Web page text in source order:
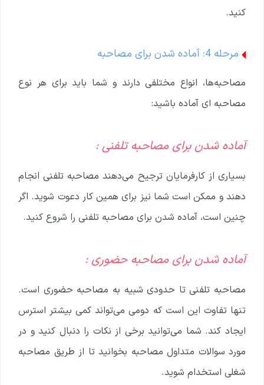
کنید.
مرحله 4: آماده شدن برای مصاحبه
مصاحبه‌ها، انواع مختلفی دارند و شما باید برای هر نوع
مصاحبه ای آماده باشید:
آماده شدن برای مصاحبه تلفنی :
بسیاری از کارفرمایان ترجیح می‌دهند مصاحبه تلفنی انجام
دهند و ممکن است شما نیز برای همین کار دعوت شوید. اگر
چنین است، آماده شدن برای مصاحبه تلفنی را شروع کنید.
آماده شدن برای مصاحبه حضوری :
مصاحبه تلفنی تا حدودی شبیه به مصاحبه حضوری است.
تنها تفاوت این است که دومی می‌تواند کمی بیشتر استرس
ایجاد کند. شما می‌توانید برخی از نکات را دنبال کنید و در
مورد سوالات متداول مصاحبه بخوانید تا از طریق مصاحبه
شغلی استخدام شوید.